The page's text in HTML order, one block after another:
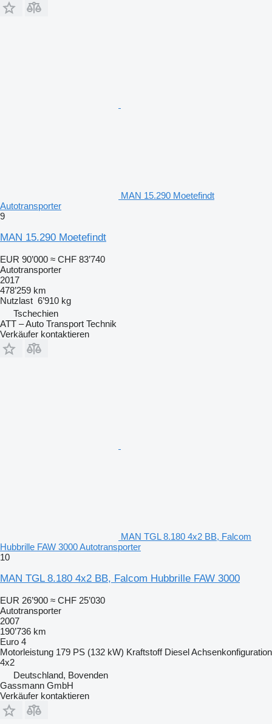
MAN 15.290 Moetefindt
Autotransporter
9
MAN 15.290 Moetefindt
EUR 90’000 ≈ CHF 83’740
Autotransporter
2017
478’259 km
Nutzlast 6’910 kg
Tschechien
ATT – Auto Transport Technik
Verkäufer kontaktieren
MAN TGL 8.180 4x2 BB, Falcom
Hubbrille FAW 3000 Autotransporter
10
MAN TGL 8.180 4x2 BB, Falcom Hubbrille FAW 3000
EUR 26’900 ≈ CHF 25’030
Autotransporter
2007
190’736 km
Euro 4
Motorleistung 179 PS (132 kW) Kraftstoff DieselAchsenkonfiguration
4x2
Deutschland, Bovenden
Gassmann GmbH
Verkäufer kontaktieren